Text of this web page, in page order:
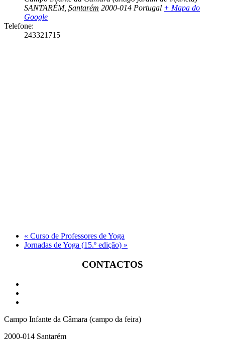
SANTARÉM, Santarém 2000-014 Portugal + Mapa do
Google
Telefone:
243321715
« Curso de Professores de Yoga
Jornadas de Yoga (15.º edição) »
CONTACTOS
Campo Infante da Câmara (campo da feira)
2000-014 Santarém